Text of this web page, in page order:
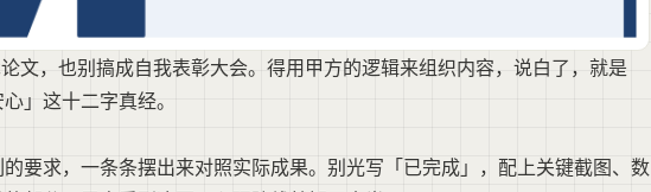
文，也别搞成自我表彰大会。得用甲方的逻辑来组织内容，说白了，就是
」这十二字真经。
要求，一条条摆出来对照实际成果。别光写「已完成」，配上关键截图、数